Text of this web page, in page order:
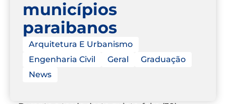
municípios
paraibanos
Arquitetura E Urbanismo
Engenharia Civil
Geral
Graduação
News